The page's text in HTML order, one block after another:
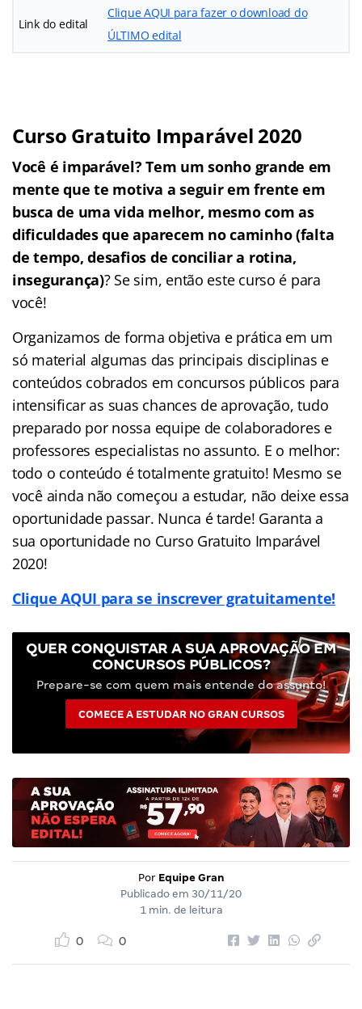
Link do edital
Clique AQUI para fazer o download do
ÚLTIMO edital
Curso Gratuito Imparável 2020
Você é imparável? Tem um sonho grande em
mente que te motiva a seguir em frente em
busca de uma vida melhor, mesmo com as
dificuldades que aparecem no caminho (falta
de tempo, desafios de conciliar a rotina,
insegurança)? Se sim, então este curso é para
você!
Organizamos de forma objetiva e prática em um
só material algumas das principais disciplinas e
conteúdos cobrados em concursos públicos para
intensificar as suas chances de aprovação, tudo
preparado por nossa equipe de colaboradores e
professores especialistas no assunto. E o melhor:
todo o conteúdo é totalmente gratuito! Mesmo se
você ainda não começou a estudar, não deixe essa
oportunidade passar. Nunca é tarde! Garanta a
sua oportunidade no Curso Gratuito Imparável
2020!
Clique AQUI para se inscrever gratuitamente!
QUER CONQUISTAR A SUA APROVAÇÃO EM
CONCURSOS PÚBLICOS?
Prepare-se com quem mais entende do assunto!
COMECE A ESTUDAR NO GRAN CURSOS
Por Equipe Gran
Publicado em 30/11/20
1 min. de leitura
0 0